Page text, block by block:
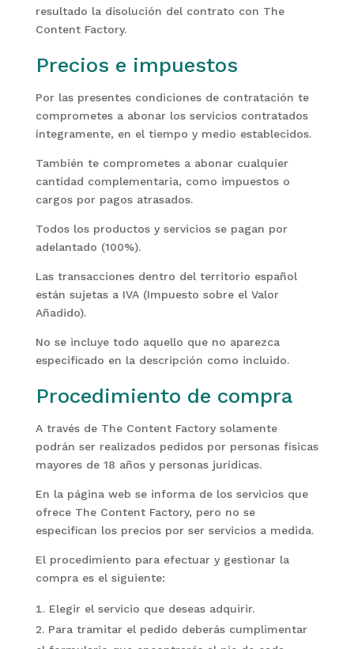
resultado la disolución del contrato con The
Content Factory.
Precios e impuestos
Por las presentes condiciones de contratación te
comprometes a abonar los servicios contratados
íntegramente, en el tiempo y medio establecidos.
También te comprometes a abonar cualquier
cantidad complementaria, como impuestos o
cargos por pagos atrasados.
Todos los productos y servicios se pagan por
adelantado (100%).
Las transacciones dentro del territorio español
están sujetas a IVA (Impuesto sobre el Valor
Añadido).
No se incluye todo aquello que no aparezca
especificado en la descripción como incluido.
Procedimiento de compra
A través de The Content Factory solamente
podrán ser realizados pedidos por personas físicas
mayores de 18 años y personas jurídicas.
En la página web se informa de los servicios que
ofrece The Content Factory, pero no se
especifican los precios por ser servicios a medida.
El procedimiento para efectuar y gestionar la
compra es el siguiente:
Elegir el servicio que deseas adquirir.
Para tramitar el pedido deberás cumplimentar